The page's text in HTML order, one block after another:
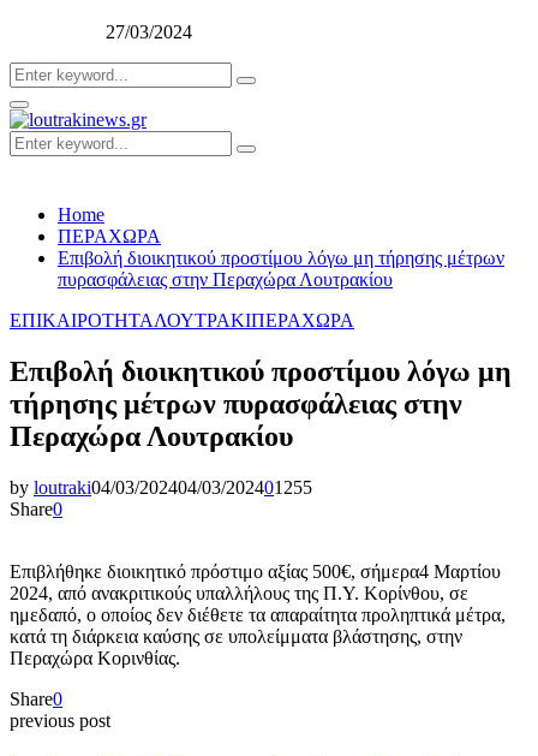
27/03/2024
Search
for:
Search
Primary
Menu
Search
for:
Search
Home
ΠΕΡΑΧΩΡΑ
Επιβολή διοικητικού προστίμου λόγω μη τήρησης μέτρων
πυρασφάλειας στην Περαχώρα Λουτρακίου
ΕΠΙΚΑΙΡΟΤΗΤΑΛΟΥΤΡΑΚΙΠΕΡΑΧΩΡΑ
Επιβολή διοικητικού προστίμου λόγω μη
τήρησης μέτρων πυρασφάλειας στην
Περαχώρα Λουτρακίου
by loutraki04/03/202404/03/202401255
Share0
Επιβλήθηκε διοικητικό πρόστιμο αξίας 500€, σήμερα4 Μαρτίου
2024, από ανακριτικούς υπαλλήλους της Π.Υ. Κορίνθου, σε
ημεδαπό, ο οποίος δεν διέθετε τα απαραίτητα προληπτικά μέτρα,
κατά τη διάρκεια καύσης σε υπολείμματα βλάστησης, στην
Περαχώρα Κορινθίας.
Share0
previous post